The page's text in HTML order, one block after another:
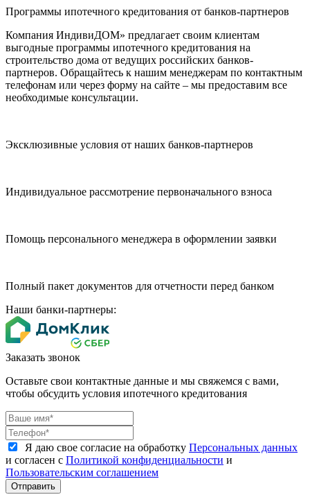
Программы ипотечного кредитования от банков-партнеров
Компания ИндивиДОМ» предлагает своим клиентам
выгодные программы ипотечного кредитования на
строительство дома от ведущих российских банков-
партнеров. Обращайтесь к нашим менеджерам по контактным
телефонам или через форму на сайте – мы предоставим все
необходимые консультации.
Эксклюзивные условия от наших банков-партнеров
Индивидуальное рассмотрение первоначального взноса
Помощь персонального менеджера в оформлении заявки
Полный пакет документов для отчетности перед банком
Наши банки-партнеры:
Заказать звонок
Оставьте свои контактные данные и мы свяжемся с вами,
чтобы обсудить условия ипотечного кредитования
Я даю свое согласие на обработку Персональных данных
и согласен с Политикой конфиденциальности и
Пользовательским соглашением
Отправить